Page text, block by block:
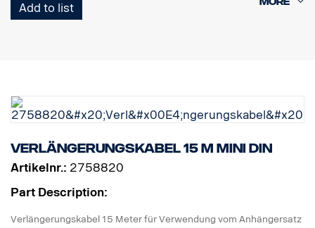
Add to list
Verlängerungskabel 15 m MINI DIN
Artikelnr.: 2758820
Part Description:
Verlängerungskabel 15 Meter für Verwendung vom Anhängersatz